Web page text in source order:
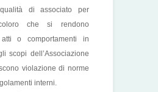
di associato per
che si rendono
o comportamenti in
scopi dell’Associazione
violazione di norme
interni.